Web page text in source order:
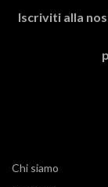
Iscriviti alla
Chi siamo